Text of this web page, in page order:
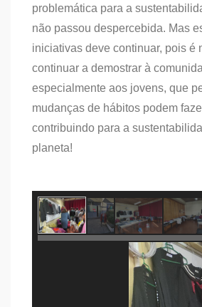
problemática para a
não passou despercebida. Mas
iniciativas deve continuar, pois é
continuar a demostrar à
especialmente aos jovens, que
mudanças de hábitos podem
contribuindo para a
planeta!